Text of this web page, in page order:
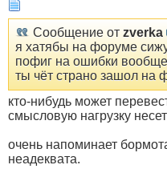
Сообщение от zverka
я хатябы на форуме
пофиг на ошибки
ты чёт страно зашол
кто-нибудь может
смысловую нагрузку
очень напоминает
неадеквата.